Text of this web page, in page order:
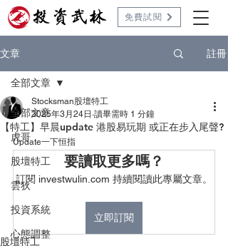
免費試閱
文章 註冊
全部文章
虎哥
股壇特工
雲狄
投資系統
心態調整
全部文章
【特工】早晨update 港股易玩期 或正在步入尾聲?
Stocksman股壇特工
2025年3月24日 讀畢需時 1 分鐘
Update一下恒指
要讀取更多嗎？
訂閱 investwulin.com 持續閱讀此專屬文章。
立即訂閱
股壇特工